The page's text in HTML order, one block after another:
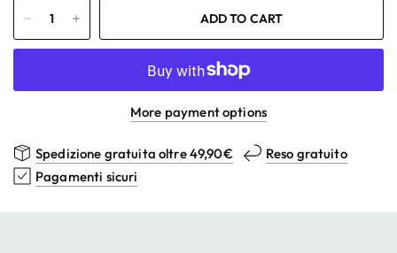
ADD TO CART
More payment options
Spedizione gratuita oltre 49,90€
Reso gratuito
Pagamenti sicuri